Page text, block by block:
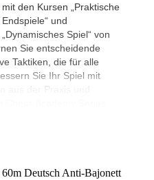
mit den Kursen „Praktische
Endspiele“ und
„Dynamisches Spiel“ von
Sie entscheidende
Taktiken, die für alle
Sie Ihr Spiel mit
aus der Praxis und
60m Deutsch Anti-Bajonett